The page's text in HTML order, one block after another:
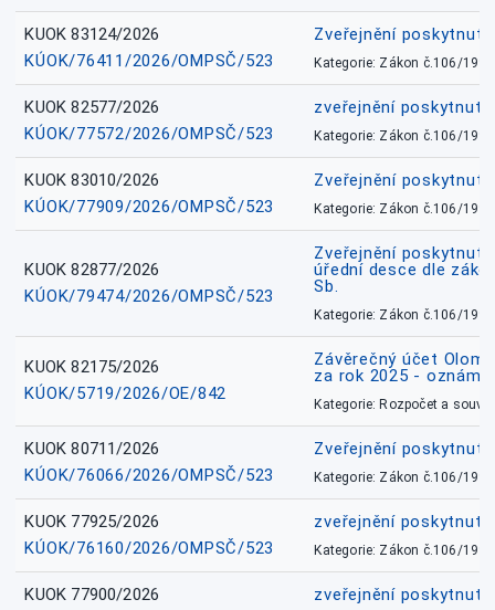
KUOK 83124/2026
KÚOK/76411/2026/OMPSČ/523
Zveřejnění
Kategorie: Zákon č.106/1999
KUOK 82577/2026
KÚOK/77572/2026/OMPSČ/523
zveřejnění
Kategorie: Zákon č.106/1999
KUOK 83010/2026
KÚOK/77909/2026/OMPSČ/523
Zveřejnění
Kategorie: Zákon č.106/1999
KUOK 82877/2026
KÚOK/79474/2026/OMPSČ/523
Zveřejnění
úřední desce dle
Sb.
Kategorie: Zákon č.106/1999
KUOK 82175/2026
KÚOK/5719/2026/OE/842
Závěrečný účet
za rok 2025 -
Kategorie: Rozpočet a
KUOK 80711/2026
KÚOK/76066/2026/OMPSČ/523
Zveřejnění
Kategorie: Zákon č.106/1999
KUOK 77925/2026
KÚOK/76160/2026/OMPSČ/523
zveřejnění
Kategorie: Zákon č.106/1999
KUOK 77900/2026
zveřejnění